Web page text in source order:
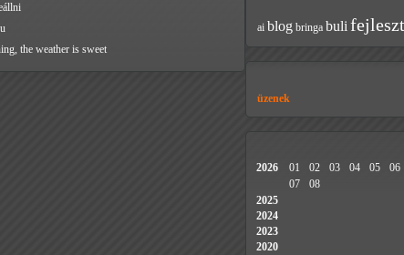
the weather is sweet
ai blog bringa buli
üzenek
2026 01 02 03 04 05
06
07
08
2025
2024
2023
2020